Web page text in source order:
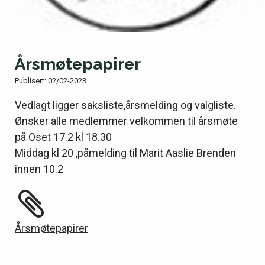
Årsmøtepapirer
Publisert: 02/02-2023
Vedlagt ligger saksliste,årsmelding og valgliste.
Ønsker alle medlemmer velkommen til årsmøte
på Oset 17.2 kl 18.30
Middag kl 20 ,påmelding til Marit Aaslie Brenden
innen 10.2
Årsmøtepapirer